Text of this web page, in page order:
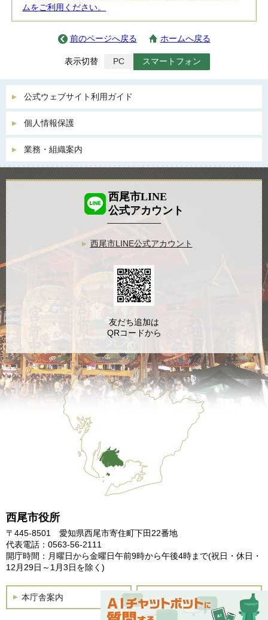
ムをご利用ください。
前のページへ戻る ホームへ戻る
表示切替 PC スマートフォン
公式ウェブサイト利用ガイド
個人情報保護
業務・組織案内
西尾市役所
〒445-8501 愛知県西尾市寄住町下田22番地
代表電話：0563-56-2111
開庁時間：月曜日から金曜日午前9時から午後4時まで(祝日・休日・
12月29日～1月3日を除く)
本庁舎案内 土曜開庁
西尾市LINE
公式アカウント
西尾市LINE公式アカウント
友だち追加は
QRコードから